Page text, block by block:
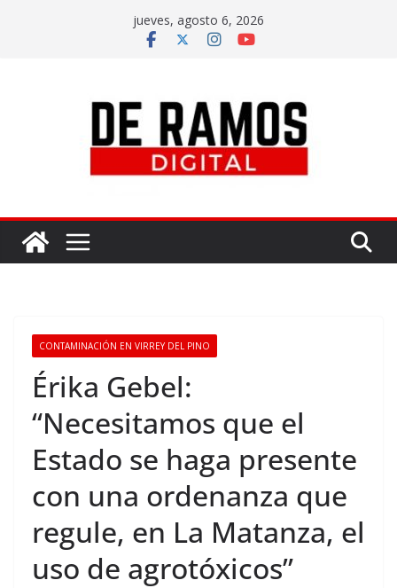
jueves, agosto 6, 2026
CONTAMINACIÓN EN VIRREY DEL PINO
Érika Gebel:
“Necesitamos que el
Estado se haga presente
con una ordenanza que
regule, en La Matanza, el
uso de agrotóxicos”